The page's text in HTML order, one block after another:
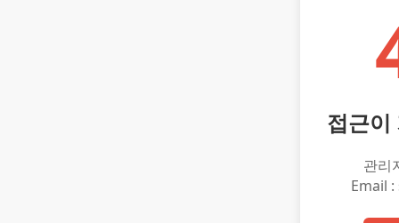
접근이
관리
Email